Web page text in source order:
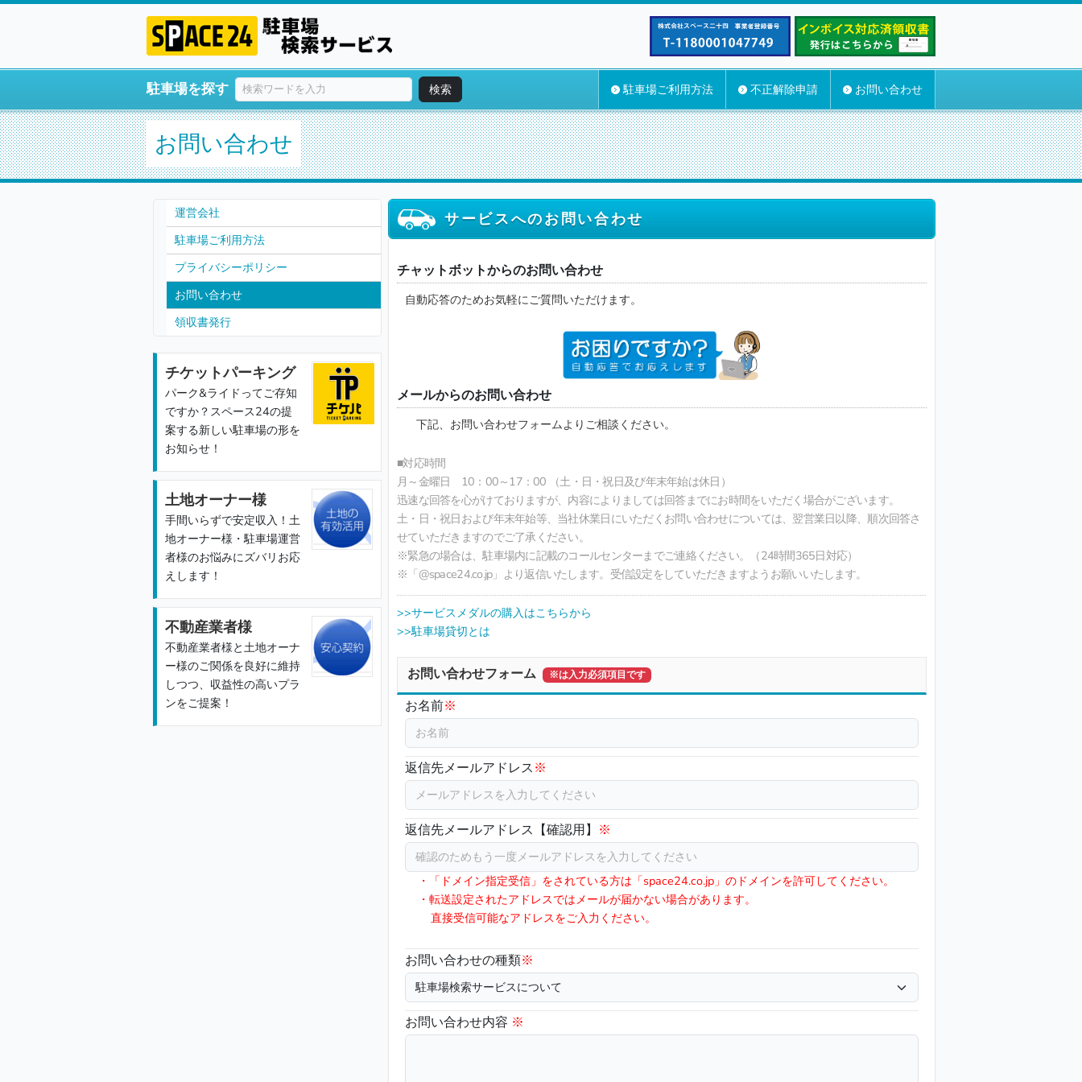
駐車場を探す 検索 駐車場ご利用方法 不正解除申請 お問い合わせ
お問い合わせ
サービスへのお問い合わせ
チャットボットからのお問い合わせ
自動応答のためお気軽にご質問いただけます。
メールからのお問い合わせ
下記、お問い合わせフォームよりご相談ください。
■対応時間
月～金曜日 10：00～17：00 （土・日・祝日及び年末年始は休日）
迅速な回答を心がけておりますが、内容によりましては回答までにお時間をいただく場合がございます。
土・日・祝日および年末年始等、当社休業日にいただくお問い合わせについては、翌営業日以降、順次回答さ
せていただきますのでご了承ください。
※緊急の場合は、駐車場内に記載のコールセンターまでご連絡ください。（24時間365日対応）
※「@space24.co.jp」より返信いたします。受信設定をしていただきますようお願いいたします。
>>サービスメダルの購入はこちらから
>>駐車場貸切とは
お問い合わせフォーム ※は入力必須項目です
お名前※
返信先メールアドレス※
返信先メールアドレス【確認用】 ※
・「ドメイン指定受信」をされている方は「space24.co.jp」のドメインを許可してください。
・転送設定されたアドレスではメールが届かない場合があります。
直接受信可能なアドレスをご入力ください。
お問い合わせの種類※
お問い合わせ内容 ※
運営会社
駐車場ご利用方法
プライバシーポリシー
お問い合わせ
領収書発行
チケットパーキング
パーク&ライドってご存知
ですか？スペース24の提
案する新しい駐車場の形を
お知らせ！
土地オーナー様
手間いらずで安定収入！土
地オーナー様・駐車場運営
者様のお悩みにズバリお応
えします！
不動産業者様
不動産業者様と土地オーナ
ー様のご関係を良好に維持
しつつ、収益性の高いプラ
ンをご提案！